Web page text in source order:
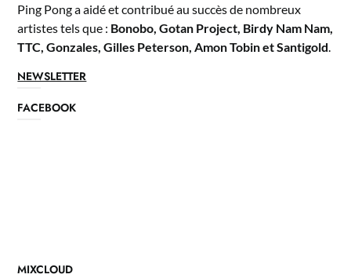
Ping Pong a aidé et contribué au succès de nombreux
artistes tels que : Bonobo, Gotan Project, Birdy Nam Nam,
TTC, Gonzales, Gilles Peterson, Amon Tobin et Santigold
NEWSLETTER
FACEBOOK
MIXCLOUD